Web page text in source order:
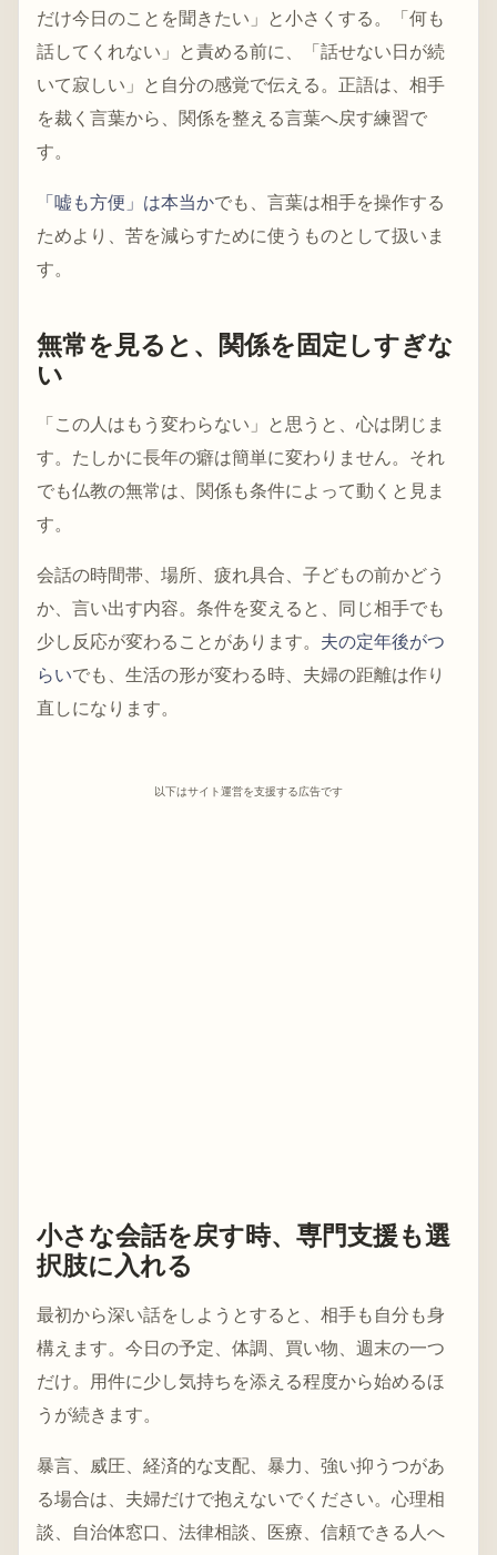
だけ今日のことを聞きたい」と小さくする。「何も
話してくれない」と責める前に、「話せない日が続
いて寂しい」と自分の感覚で伝える。正語は、相手
を裁く言葉から、関係を整える言葉へ戻す練習で
す。
「嘘も方便」は本当かでも、言葉は相手を操作する
ためより、苦を減らすために使うものとして扱いま
す。
無常を見ると、関係を固定しすぎな
い
「この人はもう変わらない」と思うと、心は閉じま
す。たしかに長年の癖は簡単に変わりません。それ
でも仏教の無常は、関係も条件によって動くと見ま
す。
会話の時間帯、場所、疲れ具合、子どもの前かどう
か、言い出す内容。条件を変えると、同じ相手でも
少し反応が変わることがあります。 夫の定年後がつ
らいでも、生活の形が変わる時、夫婦の距離は作り
直しになります。
以下はサイト運営を支援する広告です
小さな会話を戻す時、専門支援も選
択肢に入れる
最初から深い話をしようとすると、相手も自分も身
構えます。今日の予定、体調、買い物、週末の一つ
だけ。用件に少し気持ちを添える程度から始めるほ
うが続きます。
暴言、威圧、経済的な支配、暴力、強い抑うつがあ
る場合は、夫婦だけで抱えないでください。心理相
談、自治体窓口、法律相談、医療、信頼できる人へ